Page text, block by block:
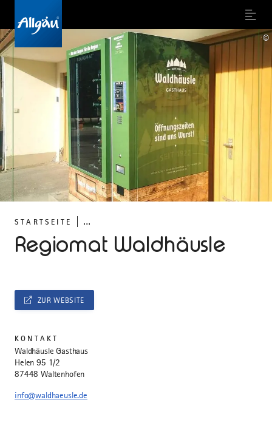
Menu
STARTSEITE ...
Regiomat Waldhäusle
©
ZUR WEBSITE
KONTAKT
Waldhäusle Gasthaus
Helen 95 1/2
87448 Waltenhofen
info@waldhaeusle.de